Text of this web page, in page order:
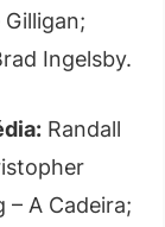
Gilligan;
Ingelsby.
Randall
– A Cadeira;